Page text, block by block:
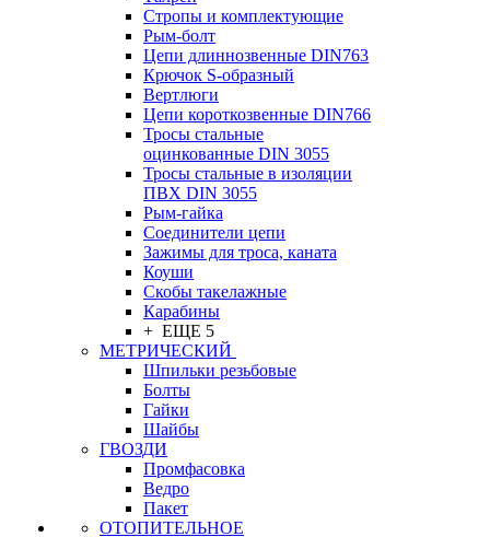
Стропы и комплектующие
Рым-болт
Цепи длиннозвенные DIN763
Крючок S-образный
Вертлюги
Цепи короткозвенные DIN766
Тросы стальные
оцинкованные DIN 3055
Тросы стальные в изоляции
ПВХ DIN 3055
Рым-гайка
Соединители цепи
Зажимы для троса, каната
Коуши
Скобы такелажные
Карабины
+ ЕЩЕ 5
МЕТРИЧЕСКИЙ
Шпильки резьбовые
Болты
Гайки
Шайбы
ГВОЗДИ
Промфасовка
Ведро
Пакет
ОТОПИТЕЛЬНОЕ